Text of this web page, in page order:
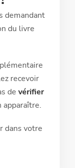
demandant
du livre
recevoir
de vérifier
apparaître.
dans votre